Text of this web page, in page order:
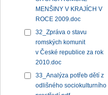
MENŠINY V KRAJÍCH V
ROCE 2009.doc
32_Zpráva o stavu
romských komunit
v České republice za rok
2010.doc
33_Analýza potřeb dětí z
odlišného sociokulturního